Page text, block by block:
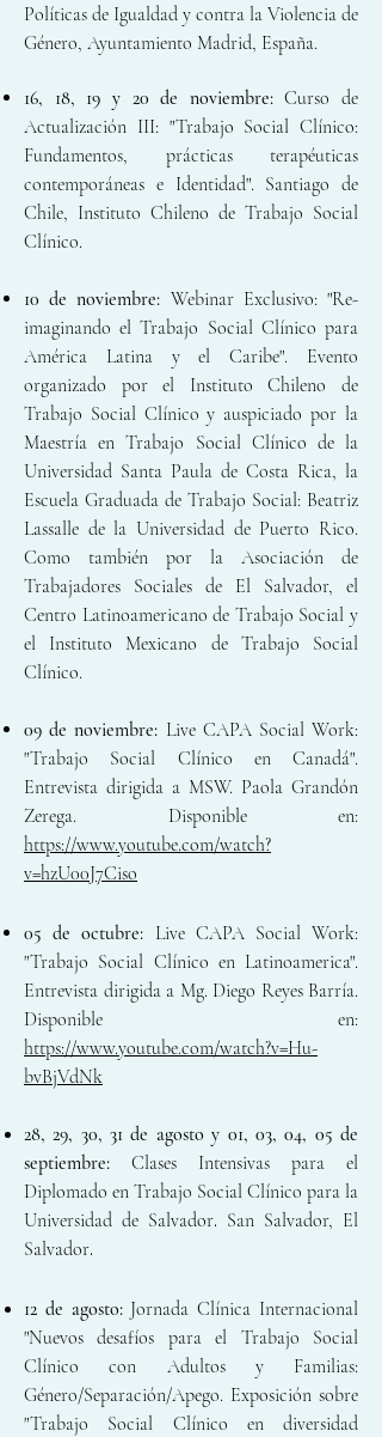
Políticas de Igualdad y contra la Violencia de
Género, Ayuntamiento Madrid, España.
16, 18, 19 y 20 de noviembre:Curso de
Actualización III: "Trabajo Social Clínico:
Fundamentos, prácticas terapéuticas
contemporáneas e Identidad". Santiago de
Chile, Instituto Chileno de Trabajo Social
Clínico.
10 de noviembre: Webinar Exclusivo: "Re-
imaginando el Trabajo Social Clínico para
América Latina y el Caribe". Evento
organizado por el Instituto Chileno de
Trabajo Social Clínico y auspiciado por la
Maestría en Trabajo Social Clínico de la
Universidad Santa Paula de Costa Rica, la
Escuela Graduada de Trabajo Social: Beatriz
Lassalle de la Universidad de Puerto Rico.
Como también por la Asociación de
Trabajadores Sociales de El Salvador, el
Centro Latinoamericano de Trabajo Social y
el Instituto Mexicano de Trabajo Social
Clínico.
09 de noviembre: Live CAPA Social Work:
"Trabajo Social Clínico en Canadá".
Entrevista dirigida a MSW. Paola Grandón
Zerega. Disponible en:
https://www.youtube.com/watch?
v=hzU00J7Ciso
05 de octubre: Live CAPA Social Work:
"Trabajo Social Clínico en Latinoamerica".
Entrevista dirigida a Mg. Diego Reyes Barría.
Disponible en:
https://www.youtube.com/watch?v=Hu-
bvBjVdNk
28, 29, 30, 31 de agosto y 01, 03, 04, 05 de
septiembre: Clases Intensivas para el
Diplomado en Trabajo Social Clínico para la
Universidad de Salvador. San Salvador, El
Salvador.
12 de agosto:Jornada Clínica Internacional
"Nuevos desafíos para el Trabajo Social
Clínico con Adultos y Familias:
Género/Separación/Apego. Exposición sobre
"Trabajo Social Clínico en diversidad